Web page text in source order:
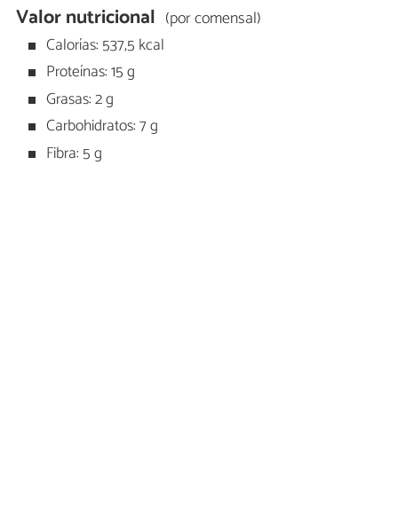
Valor nutricional (por comensal)
Calorías: 537,5 kcal
Proteínas: 15 g
Grasas: 2 g
Carbohidratos: 7 g
Fibra: 5 g